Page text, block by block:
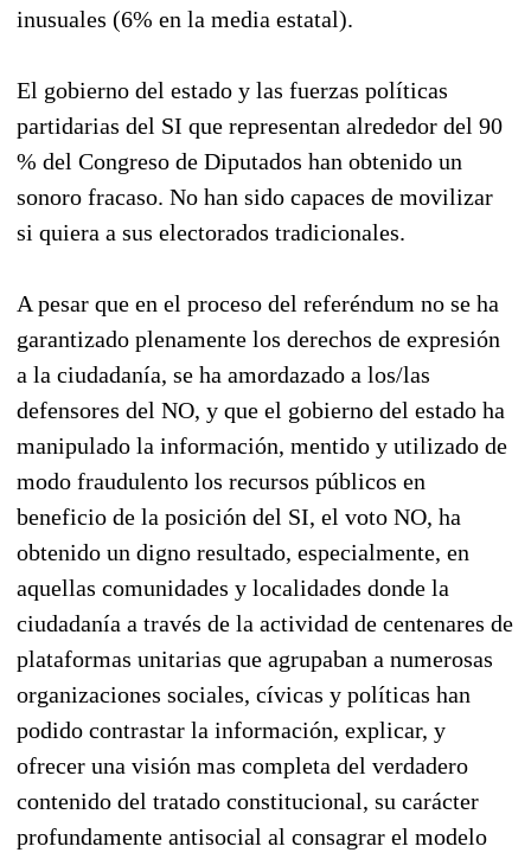
inusuales (6% en la media estatal).
El gobierno del estado y las fuerzas políticas
partidarias del SI que representan alrededor del 90
% del Congreso de Diputados han obtenido un
sonoro fracaso. No han sido capaces de movilizar
si quiera a sus electorados tradicionales.
A pesar que en el proceso del referéndum no se ha
garantizado plenamente los derechos de expresión
a la ciudadanía, se ha amordazado a los/las
defensores del NO, y que el gobierno del estado ha
manipulado la información, mentido y utilizado de
modo fraudulento los recursos públicos en
beneficio de la posición del SI, el voto NO, ha
obtenido un digno resultado, especialmente, en
aquellas comunidades y localidades donde la
ciudadanía a través de la actividad de centenares de
plataformas unitarias que agrupaban a numerosas
organizaciones sociales, cívicas y políticas han
podido contrastar la información, explicar, y
ofrecer una visión mas completa del verdadero
contenido del tratado constitucional, su carácter
profundamente antisocial al consagrar el modelo